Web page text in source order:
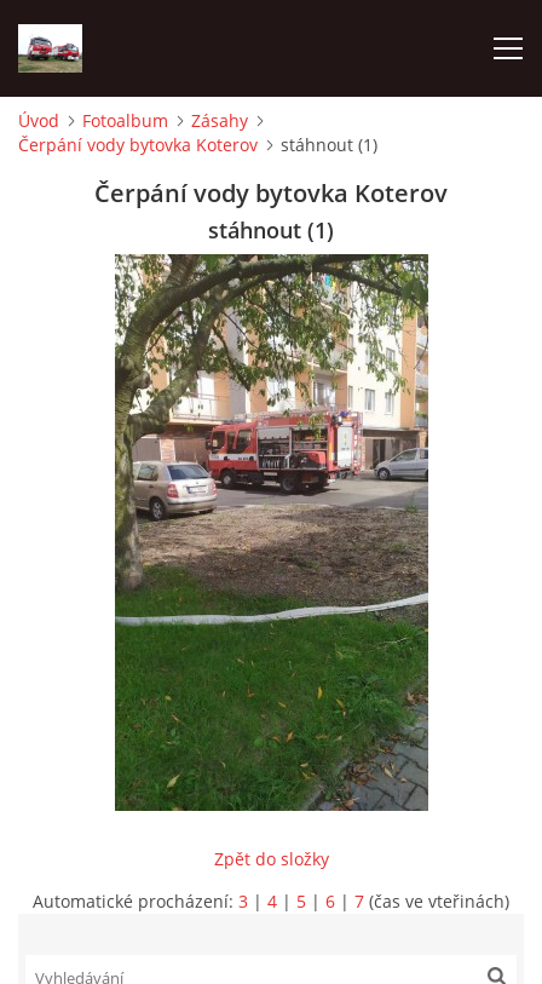
TECHNIKA
INFORMACE
Úvod Fotoalbum
Zásahy
Čerpání vody bytovka Koterov
stáhnout (1)
Čerpání vody bytovka Koterov
stáhnout (1)
Zpět do složky
Automatické procházení: 3 | 4 | 5 | 6 | 7 (čas ve vteřinách)